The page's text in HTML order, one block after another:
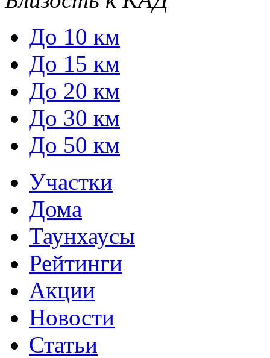
До 10 км
До 15 км
До 20 км
До 30 км
До 50 км
Участки
Дома
Таунхаусы
Рейтинги
Акции
Новости
Статьи